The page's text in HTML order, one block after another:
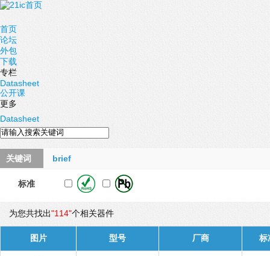
首页
论坛
外包
下载
专栏
Datasheet
公开课
更多
Datasheet
关键词 brief
标准
为您共找出"114"个相关器件
图片 型号 厂商 标